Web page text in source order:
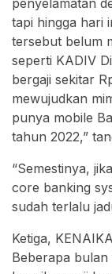
penyelamatan
tapi hingga hari
tersebut belum
seperti KADIV
bergaji sekitar
mewujudkan
punya mobile
tahun 2022,”
“Semestinya,
core banking
sudah terlalu
Ketiga,
Beberapa